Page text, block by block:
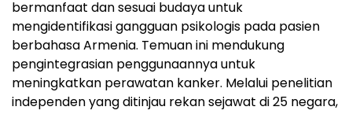
bermanfaat dan sesuai budaya untuk
mengidentifikasi gangguan psikologis pada pasien
berbahasa Armenia. Temuan ini mendukung
pengintegrasian penggunaannya untuk
meningkatkan perawatan kanker. Melalui penelitian
independen yang ditinjau rekan sejawat di 25 negara,